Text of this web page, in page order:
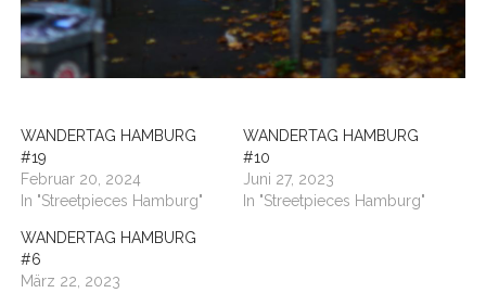
WANDERTAG HAMBURG
#19
Februar 20, 2024
In "Streetpieces Hamburg"
WANDERTAG HAMBURG
#10
Juni 27, 2023
In "Streetpieces Hamburg"
WANDERTAG HAMBURG
#6
März 22, 2023